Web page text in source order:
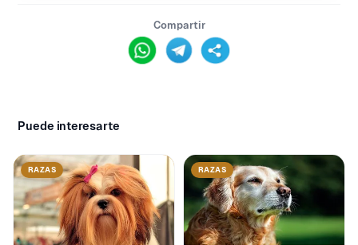
Compartir
Puede interesarte
RAZAS RAZAS